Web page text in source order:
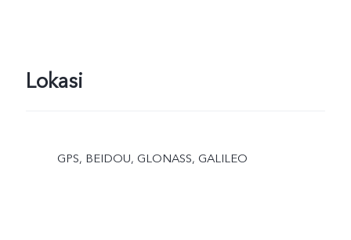
Lokasi
GPS, BEIDOU, GLONASS, GALILEO